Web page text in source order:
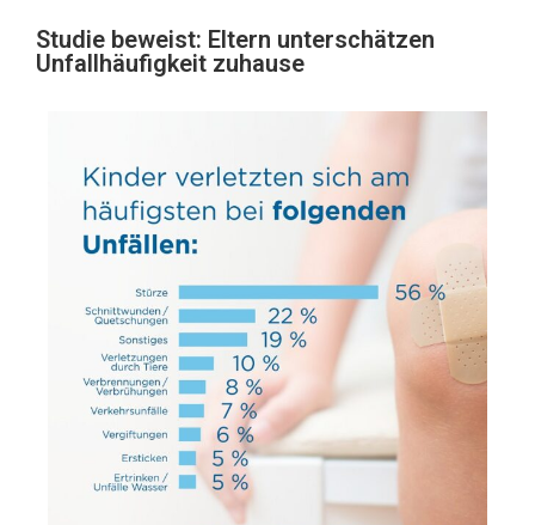
Studie beweist: Eltern unterschätzen
Unfallhäufigkeit zuhause